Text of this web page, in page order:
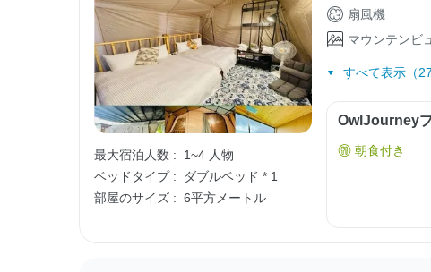
最大宿泊人数 :
1~4 人物
ベッドタイプ :
ダブルベッド * 1
部屋のサイズ : 6平方メートル
扇風機
マウンテンビ
すべて表示（27
OwlJourney
朝食付き